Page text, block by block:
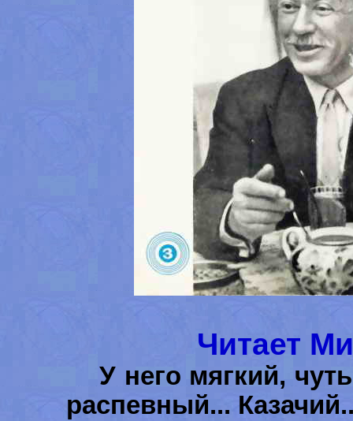
Читает
У него мягкий,
распевный...